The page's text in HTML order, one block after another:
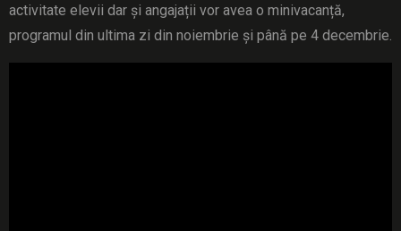
activitate elevii dar și angajații vor avea o minivacanță,
programul din ultima zi din noiembrie și până pe 4 decembrie.